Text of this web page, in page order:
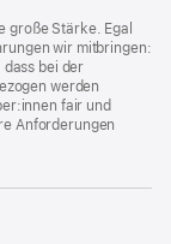
große Stärke. Egal
wir mitbringen:
bei der
werden
fair und
Anforderungen